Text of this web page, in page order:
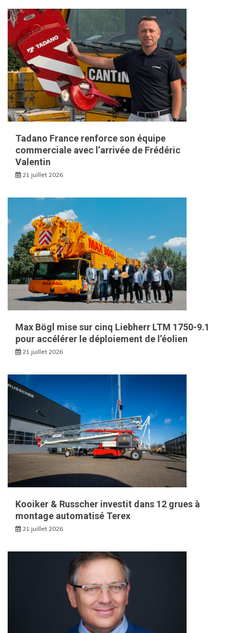
Tadano France renforce son équipe
commerciale avec l’arrivée de Frédéric
Valentin
21 juillet 2026
Max Bögl mise sur cinq Liebherr LTM 1750-9.1
pour accélérer le déploiement de l’éolien
21 juillet 2026
Kooiker & Russcher investit dans 12 grues à
montage automatisé Terex
21 juillet 2026